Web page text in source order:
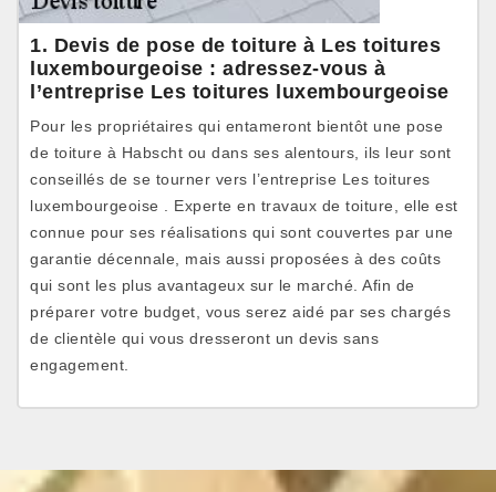
1. Devis de pose de toiture à Les toitures
luxembourgeoise : adressez-vous à
l’entreprise Les toitures luxembourgeoise
Pour les propriétaires qui entameront bientôt une pose
de toiture à Habscht ou dans ses alentours, ils leur sont
conseillés de se tourner vers l’entreprise Les toitures
luxembourgeoise . Experte en travaux de toiture, elle est
connue pour ses réalisations qui sont couvertes par une
garantie décennale, mais aussi proposées à des coûts
qui sont les plus avantageux sur le marché. Afin de
préparer votre budget, vous serez aidé par ses chargés
de clientèle qui vous dresseront un devis sans
engagement.